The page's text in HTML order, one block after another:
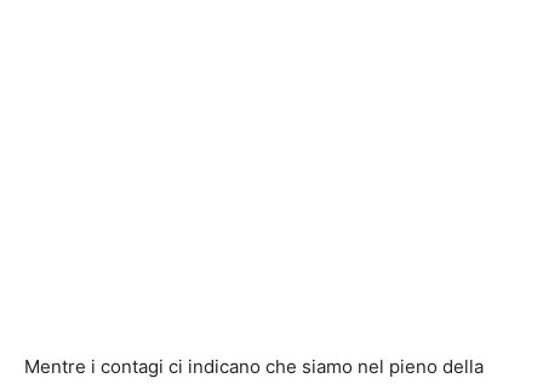
Mentre i contagi ci indicano che siamo nel pieno della